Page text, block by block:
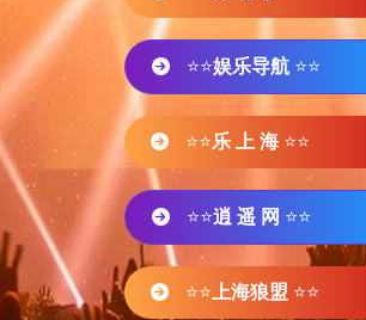
⭐⭐娱乐导航 ⭐⭐
⭐⭐乐 上 海 ⭐⭐
⭐⭐逍 遥 网 ⭐⭐
⭐⭐ 上海狼盟 ⭐⭐